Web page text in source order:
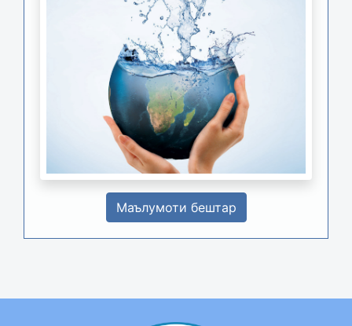
Маълумоти бештар